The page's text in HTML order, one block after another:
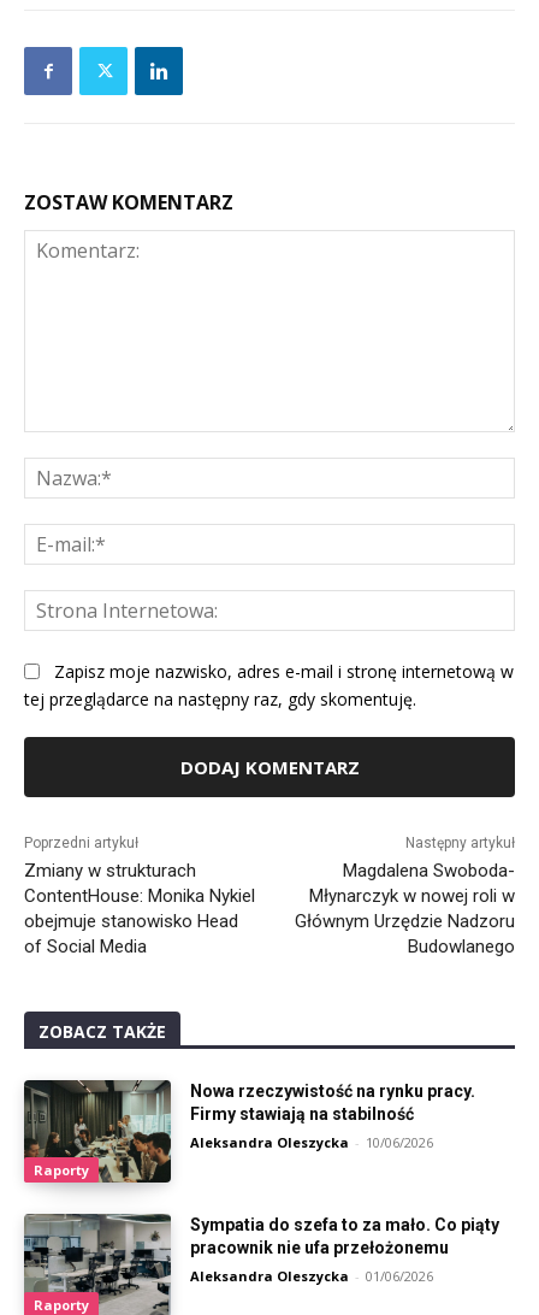
ZOSTAW KOMENTARZ
Zapisz moje nazwisko, adres e-mail i stronę internetową w
tej przeglądarce na następny raz, gdy skomentuję.
Poprzedni artykuł
Zmiany w strukturach
ContentHouse: Monika Nykiel
obejmuje stanowisko Head
of Social Media
Następny artykuł
Magdalena Swoboda-
Młynarczyk w nowej roli w
Głównym Urzędzie Nadzoru
Budowlanego
ZOBACZ TAKŻE
Raporty
Nowa rzeczywistość na rynku pracy.
Firmy stawiają na stabilność
Aleksandra Oleszycka - 10/06/2026
Raporty
Sympatia do szefa to za mało. Co piąty
pracownik nie ufa przełożonemu
Aleksandra Oleszycka - 01/06/2026